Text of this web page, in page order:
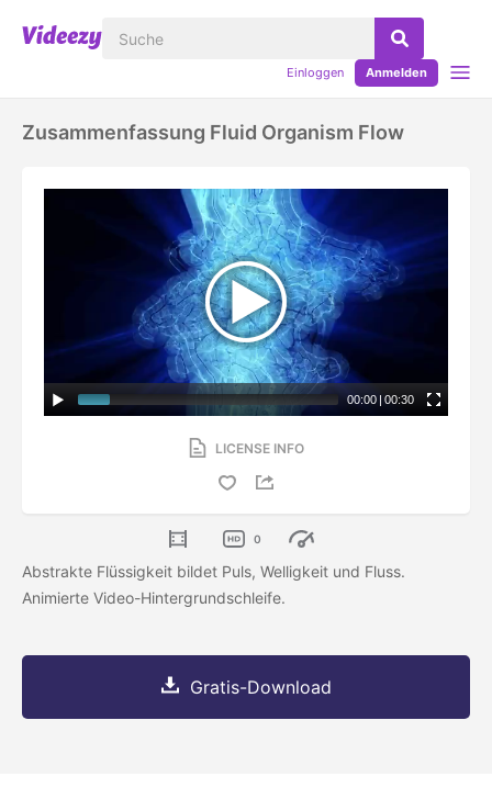
Einloggen Anmelden
Zusammenfassung Fluid Organism Flow
00:00 | 00:30
LICENSE INFO
0
Abstrakte Flüssigkeit bildet Puls, Welligkeit und Fluss.
Animierte Video-Hintergrundschleife.
Gratis-Download